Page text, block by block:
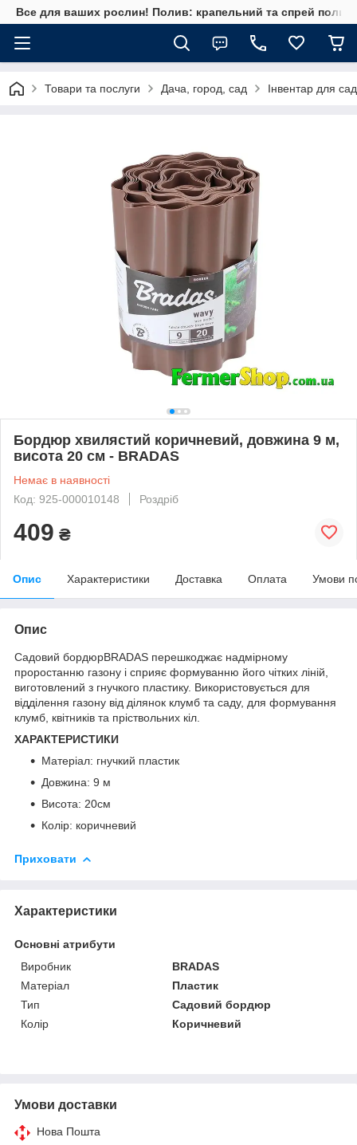
Все для ваших рослин! Полив: крапельний та спрей полив,
Товари та послуги Дача, город, сад Інвентар для
Бордюр хвилястий коричневий, довжина 9 м,
висота 20 см - BRADAS
Немає в наявності
Код: 925-000010148
Роздріб
409 ₴
Опис Характеристики Доставка Оплата Умови
Опис
Садовий бордюрBRADAS перешкоджає надмірному
проростанню газону і сприяє формуванню його чітких ліній,
виготовлений з гнучкого пластику. Використовується для
відділення газону від ділянок клумб та саду, для формування
клумб, квітників та пріствольних кіл.
ХАРАКТЕРИСТИКИ
Матеріал: гнучкий пластик
Довжина: 9 м
Висота: 20см
Колір: коричневий
Приховати
Характеристики
Основні атрибути
Виробник
BRADAS
Матеріал
Пластик
Тип
Садовий бордюр
Колір
Коричневий
Умови доставки
Нова Пошта